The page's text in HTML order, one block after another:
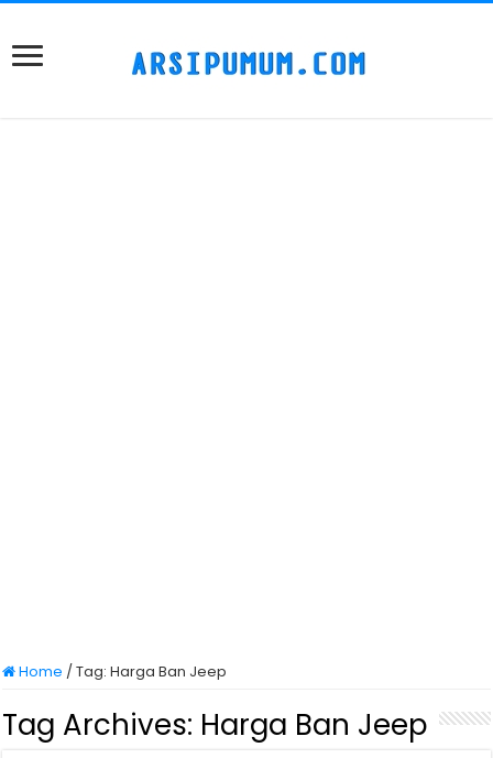
Home /Tag:Harga Ban Jeep
Tag Archives: Harga Ban Jeep